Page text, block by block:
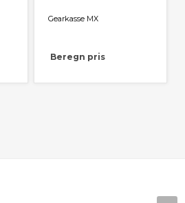
Gearkasse MX
Beregn pris